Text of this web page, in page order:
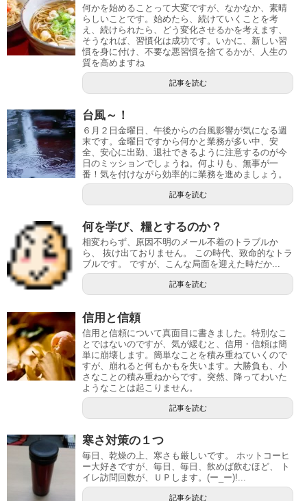
何かを始めることって大変ですが、なかなか、素晴
らしいことです。始めたら、続けていくことを考
え、続けられたら、どう変化させるかを考えます、
そうなれば、習慣化は成功です。いかに、新しい習
慣を身に付け、不要な悪習慣を捨てるかが、人生の
質を高めますね
記事を読む
台風～！
６月２日金曜日、午後からの台風影響が気になる週
末です。金曜日ですから何かと業務が多い中、安
全、安心に出勤、退社できるように注意するのが今
日のミッションでしょうね。何よりも、無事が一
番！気を付けながら効率的に業務を進めましょう。
記事を読む
何を学び、糧とするのか？
相変わらず、原因不明のメール不着のトラブルか
ら、 抜け出ておりません。 この時代、致命的なトラ
ブルです。 ですが、こんな局面を迎えた時だか...
記事を読む
信用と信頼
信用と信頼について真面目に書きました。特別なこ
とではないのですが、気が緩むと、信用・信頼は簡
単に崩壊します。簡単なことを積み重ねていくので
すが、崩れると何もかもを失います。大勝負も、小
さなことの積み重ねからです。突然、降ってわいた
ようなことは起こりません。
記事を読む
寒さ対策の１つ
毎日、乾燥の上、寒さも厳しいです。 ホットコーヒ
ー大好きですが、毎日、毎日、飲めば飲むほど、 ト
イレ訪問回数が、ＵＰします。(ー_ー)!...
記事を読む